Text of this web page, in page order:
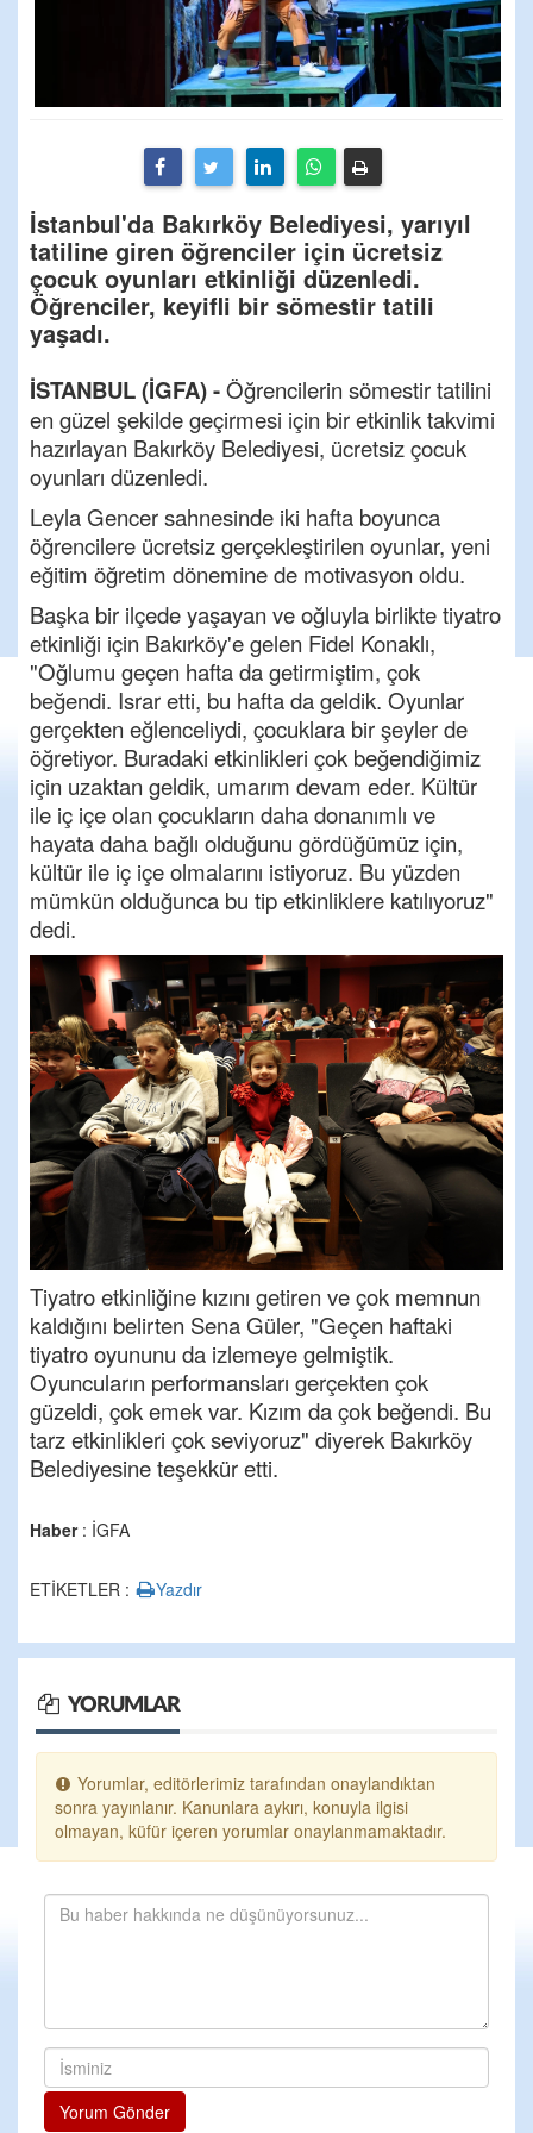
İstanbul'da Bakırköy Belediyesi, yarıyıl
tatiline giren öğrenciler için ücretsiz
çocuk oyunları etkinliği düzenledi.
Öğrenciler, keyifli bir sömestir tatili
yaşadı.
İSTANBUL (İGFA) -Öğrencilerin sömestir tatilini
en güzel şekilde geçirmesi için bir etkinlik takvimi
hazırlayan Bakırköy Belediyesi, ücretsiz çocuk
oyunları düzenledi.
Leyla Gencer sahnesinde iki hafta boyunca
öğrencilere ücretsiz gerçekleştirilen oyunlar, yeni
eğitim öğretim dönemine de motivasyon oldu.
Başka bir ilçede yaşayan ve oğluyla birlikte tiyatro
etkinliği için Bakırköy'e gelen Fidel Konaklı,
"Oğlumu geçen hafta da getirmiştim, çok
beğendi. Israr etti, bu hafta da geldik. Oyunlar
gerçekten eğlenceliydi, çocuklara bir şeyler de
öğretiyor. Buradaki etkinlikleri çok beğendiğimiz
için uzaktan geldik, umarım devam eder. Kültür
ile iç içe olan çocukların daha donanımlı ve
hayata daha bağlı olduğunu gördüğümüz için,
kültür ile iç içe olmalarını istiyoruz. Bu yüzden
mümkün olduğunca bu tip etkinliklere katılıyoruz"
dedi.
Tiyatro etkinliğine kızını getiren ve çok memnun
kaldığını belirten Sena Güler, "Geçen haftaki
tiyatro oyununu da izlemeye gelmiştik.
Oyuncuların performansları gerçekten çok
güzeldi, çok emek var. Kızım da çok beğendi. Bu
tarz etkinlikleri çok seviyoruz" diyerek Bakırköy
Belediyesine teşekkür etti.
Haber: İGFA
ETİKETLER : Yazdır
YORUMLAR
Yorumlar, editörlerimiz tarafından onaylandıktan
sonra yayınlanır. Kanunlara aykırı, konuyla ilgisi
olmayan, küfür içeren yorumlar onaylanmamaktadır.
Yorum Gönder